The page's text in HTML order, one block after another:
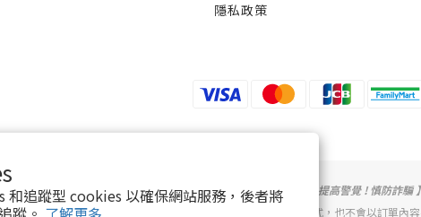
追蹤型 cookies 以確保網站服務，後者將
隱私政策
【 提高警覺 ! 慎防詐騙 】
提醒您，我們不會以電話或簡訊方式通知變更付款方式，也不會以訂單內